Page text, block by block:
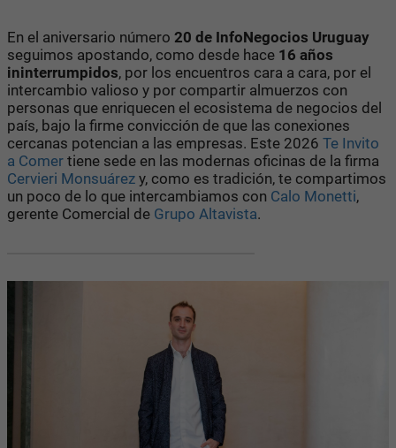
En el aniversario número 20 de InfoNegocios Uruguay
seguimos apostando, como desde hace 16 años
ininterrumpidos, por los encuentros cara a cara, por el
intercambio valioso y por compartir almuerzos con
personas que enriquecen el ecosistema de negocios del
país, bajo la firme convicción de que las conexiones
cercanas potencian a las empresas. Este 2026 Te Invito
a Comer tiene sede en las modernas oficinas de la firma
Cervieri Monsuárez y, como es tradición, te compartimos
un poco de lo que intercambiamos con Calo Monetti,
gerente Comercial de Grupo Altavista.